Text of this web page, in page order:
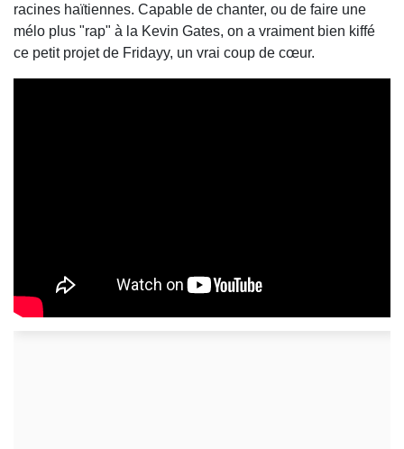
racines haïtiennes. Capable de chanter, ou de faire une
mélo plus "rap" à la Kevin Gates, on a vraiment bien kiffé
ce petit projet de Fridayy, un vrai coup de cœur.